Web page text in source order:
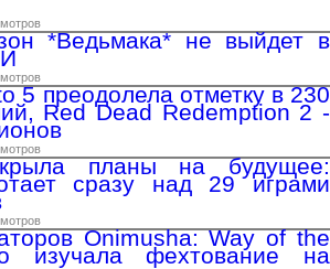
*Ведьмака* не выйдет в
5 преодолела отметку в 230
Red Dead Redemption 2 -
планы на будущее:
сразу над 29 играми
Onimusha: Way of the
изучала фехтование на